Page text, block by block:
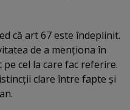
că art 67 este îndeplinit.
de a menţiona în
cel la care fac referire.
clare între fapte şi